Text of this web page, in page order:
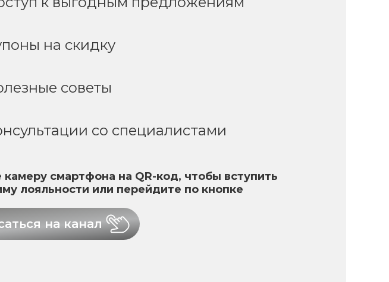
на скидку
советы
со специалистами
камеру смартфона на QR-код, чтобы вступить
лояльности или перейдите по кнопке
на канал